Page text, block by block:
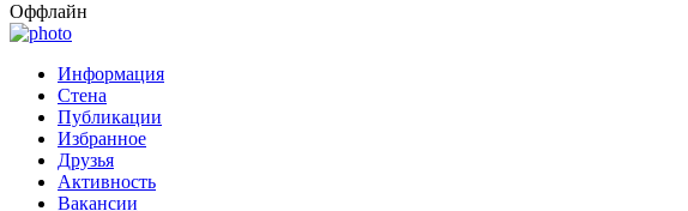
Оффлайн
Информация
Стена
Публикации
Избранное
Друзья
Активность
Вакансии